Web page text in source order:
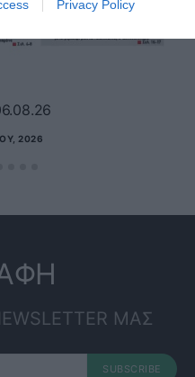
Privacy Policy
2026
ΜΑΣ
SUBSCRIBE